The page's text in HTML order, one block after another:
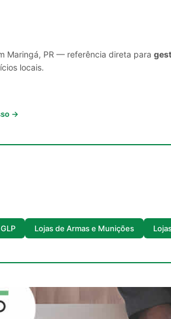
Maringá, PR — referência direta para
locais.
→
Lojas de Armas e Munições